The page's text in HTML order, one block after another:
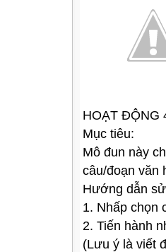
HOẠT ĐỘNG
Mục tiêu:
Mô đun này
câu/đoạn văn
Hướng dẫn
1. Nhấp chọn
2. Tiến hành
(Lưu ý là viết